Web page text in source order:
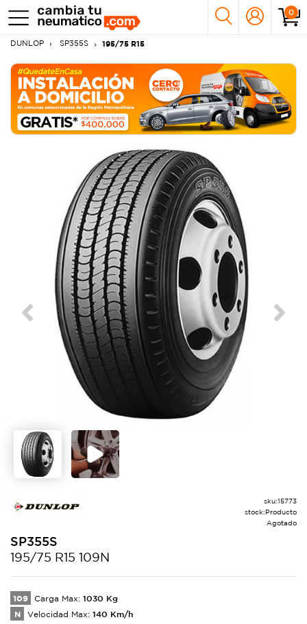
0
DUNLOP SP355S 195/75 R15
Previous Next
sku:15773
stock:Producto
Agotado
SP355S
195/75 R15 109N
109 Carga Max: 1030 Kg
N Velocidad Max: 140 Km/h